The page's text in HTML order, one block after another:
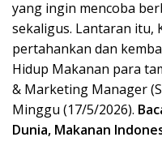
yang ingin mencoba
sekaligus. Lantaran itu,
pertahankan dan
Hidup Makanan para
& Marketing Manager
Minggu (17/5/2026).
Dunia, Makanan